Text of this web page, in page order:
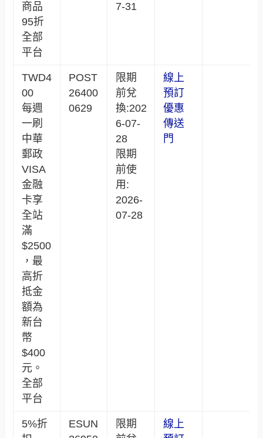
商品
95折
全部
平台
7-31
TWD4
00
每週
一刷
中華
郵政
VISA
金融
卡享
全站
滿
$2500
，最
高折
抵金
額為
新台
幣
$400
元。
全部
平台
POST
26400
0629
限期
前兌
換:202
6-07-
28
限期
前使
用:
2026-
07-28
線上
預訂
優惠
傳送
門
5%折
ESUN
限期
線上